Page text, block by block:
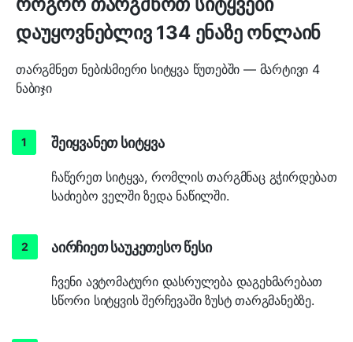
დაუყოვნებლივ 134 ენაზე ონლაინ
თარგმნეთ ნებისმიერი სიტყვა წუთებში — მარტივი 4
ნაბიჯი
შეიყვანეთ სიტყვა
ჩაწერეთ სიტყვა, რომლის თარგმნაც გჭირდებათ
საძიებო ველში ზედა ნაწილში.
აირჩიეთ საუკეთესო წესი
ჩვენი ავტომატური დასრულება დაგეხმარებათ
სწორი სიტყვის შერჩევაში ზუსტ თარგმანებზე.